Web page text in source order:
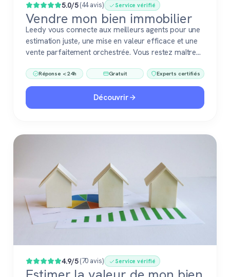
5.0/5(44 avis) Service vérifié
Vendre mon bien immobilier
Leedy vous connecte aux meilleurs agents pour une
estimation juste, une mise en valeur efficace et une
vente parfaitement orchestrée. Vous restez maître
Réponse < 24h Gratuit Experts certifiés
Découvrir
4.9/5(70 avis) Service vérifié